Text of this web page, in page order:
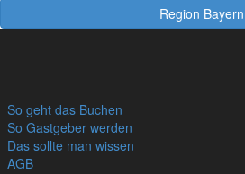
Region Bayern
So geht das Buchen
So Gastgeber werden
Das sollte man wissen
AGB